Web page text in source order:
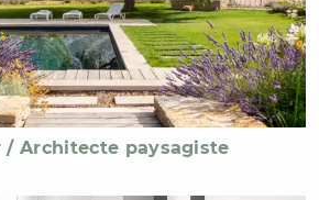
/ Architecte paysagiste